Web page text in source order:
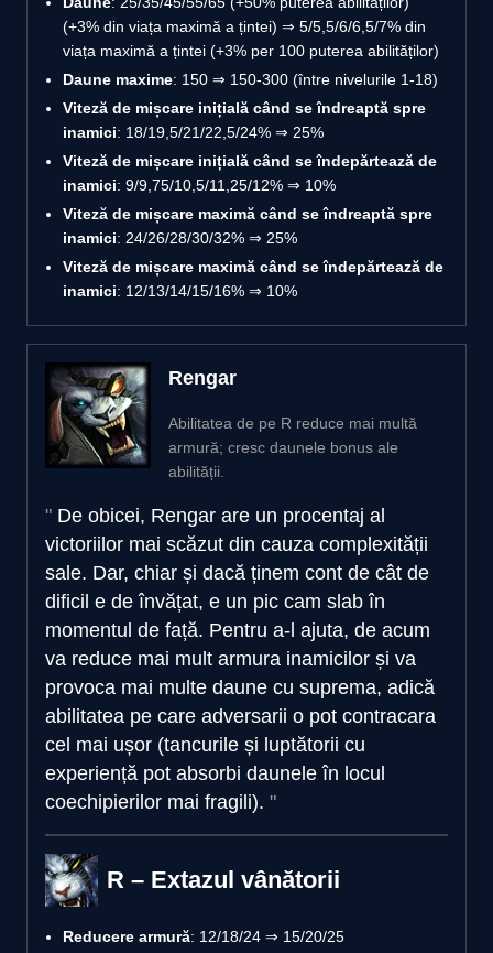
(+3% din viața maximă a țintei) ⇒ 5/5,5/6/6,5/7% din
viața maximă a țintei (+3% per 100 puterea abilităților)
Daune maxime: 150 ⇒ 150-300 (între nivelurile 1-18)
Viteză de mișcare inițială când se îndreaptă spre
inamici: 18/19,5/21/22,5/24% ⇒ 25%
Viteză de mișcare inițială când se îndepărtează de
inamici: 9/9,75/10,5/11,25/12% ⇒ 10%
Viteză de mișcare maximă când se îndreaptă spre
inamici: 24/26/28/30/32% ⇒ 25%
Viteză de mișcare maximă când se îndepărtează de
inamici: 12/13/14/15/16% ⇒ 10%
Rengar
Abilitatea de pe R reduce mai multă
armură; cresc daunele bonus ale
abilității.
De obicei, Rengar are un procentaj al
victoriilor mai scăzut din cauza complexității
sale. Dar, chiar și dacă ținem cont de cât de
dificil e de învățat, e un pic cam slab în
momentul de față. Pentru a-l ajuta, de acum
va reduce mai mult armura inamicilor și va
provoca mai multe daune cu suprema, adică
abilitatea pe care adversarii o pot contracara
cel mai ușor (tancurile și luptătorii cu
experiență pot absorbi daunele în locul
coechipierilor mai fragili).
R – Extazul vânătorii
Reducere armură: 12/18/24 ⇒ 15/20/25